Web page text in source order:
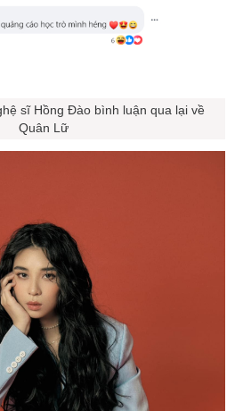
sĩ Hồng Đào bình luận qua lại về
Quân Lữ